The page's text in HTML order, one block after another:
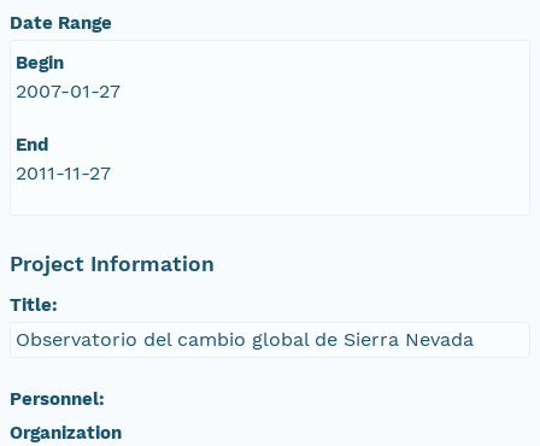
Date Range
Begin
2007-01-27
End
2011-11-27
Project Information
Title:
Observatorio del cambio global de Sierra Nevada
Personnel:
Organization